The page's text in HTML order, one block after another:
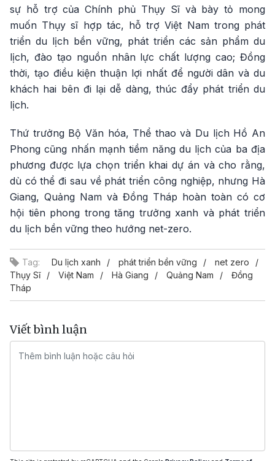
sự hỗ trợ của Chính phủ Thụy Sĩ và bày tỏ mong
muốn Thụy sĩ hợp tác, hỗ trợ Việt Nam trong phát
triển du lịch bền vững, phát triển các sản phẩm du
lịch, đào tạo nguồn nhân lực chất lượng cao; Đồng
thời, tạo điều kiện thuận lợi nhất để người dân và du
khách hai bên đi lại dễ dàng, thúc đẩy phát triển du
lịch.
Thứ trưởng Bộ Văn hóa, Thể thao và Du lịch Hồ An
Phong cũng nhấn mạnh tiềm năng du lịch của ba địa
phương được lựa chọn triển khai dự án và cho rằng,
dù có thể đi sau về phát triển công nghiệp, nhưng Hà
Giang, Quảng Nam và Đồng Tháp hoàn toàn có cơ
hội tiên phong trong tăng trưởng xanh và phát triển
du lịch bền vững theo hướng net-zero.
Tag: Du lịch xanh phát triển bền vững
net zero
Thụy Sĩ
Việt Nam Hà Giang Quảng Nam
Đồng
Tháp
Viết bình luận